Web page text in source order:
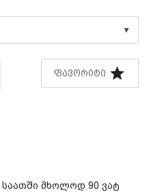
▼
ᲤᲐᲕᲝᲠᲘᲢᲘ
მხოლოდ 90 ვატ